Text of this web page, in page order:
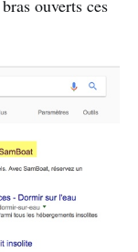
ouverts ces